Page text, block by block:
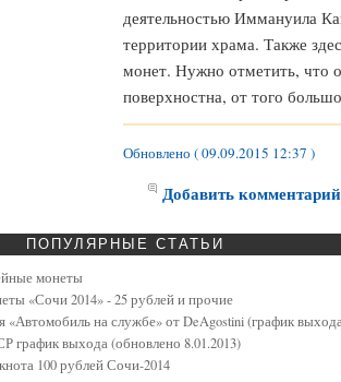
деятельностью Иммануила
территории храма. Также
монет. Нужно отметить, что
поверхностна, от того
Обновлено ( 09.09.2015 12:37 )
Добавить комментарий
ПОПУЛЯРНЫЕ СТАТЬИ
монеты
«Сочи 2014» - 25 рублей и прочие
«Автомобиль на службе» от DeAgostini (график
график выхода (обновлено 8.01.2013)
100 рублей Сочи-2014